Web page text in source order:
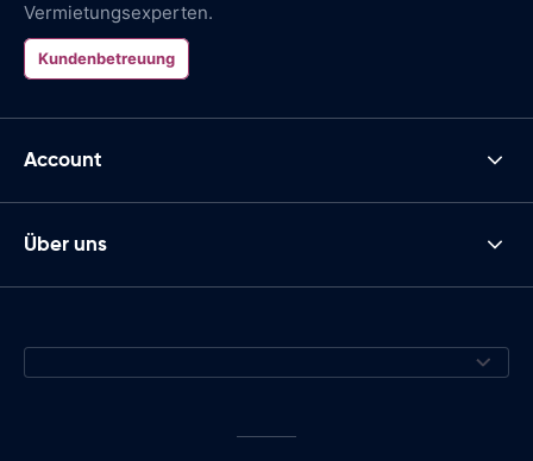
Vermietungsexperten.
Kundenbetreuung
Account
Über uns